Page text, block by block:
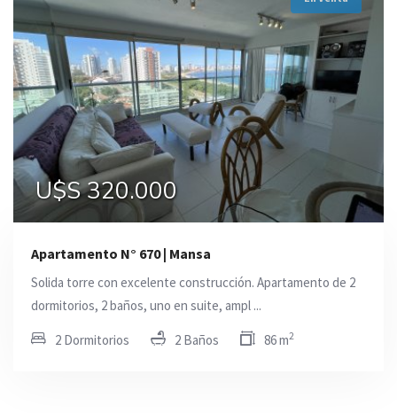
U$S 320.000
Apartamento N° 670 | Mansa
Solida torre con excelente construcción. Apartamento de 2
dormitorios, 2 baños, uno en suite, ampl ...
2 Dormitorios 2 Baños 86 m2